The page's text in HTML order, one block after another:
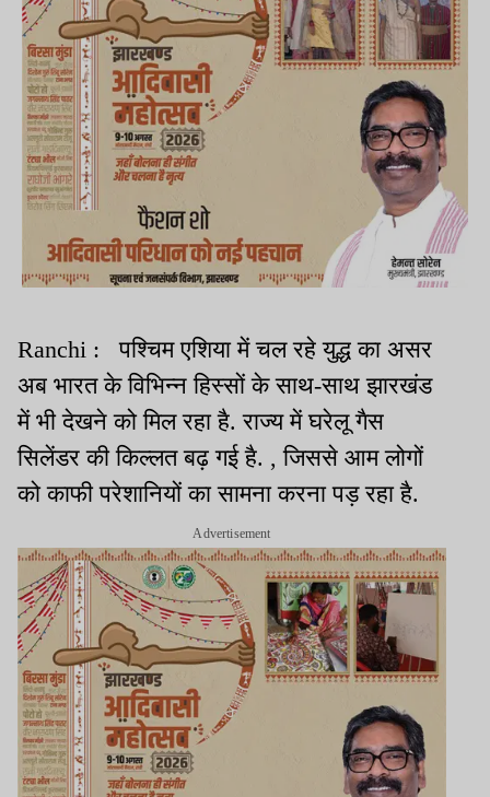
Ranchi : पश्चिम एशिया में चल रहे युद्ध का असर
अब भारत के विभिन्न हिस्सों के साथ-साथ झारखंड
में भी देखने को मिल रहा है. राज्य में घरेलू गैस
सिलेंडर की किल्लत बढ़ गई है. , जिससे आम लोगों
को काफी परेशानियों का सामना करना पड़ रहा है.
Advertisement